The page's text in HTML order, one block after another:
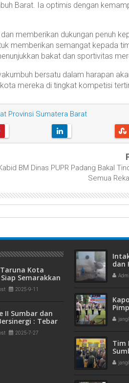
Barat. Ia optimis dengan
memberikan dukungan penuh
memberikan semangat kepada
bakat dan sportivitas
bersatu dalam harapan
mereka di tingkat kompetisi
Provinsi Sumatera Barat
BM Dinas PUPR Padang Bakal
Semua
Kota
Semarakkan
: Dari
Hijau hingga
2025-9-11
II Sumbar dan
: Tebar
Sosial Untuk
2025-7-27
dan
Tim